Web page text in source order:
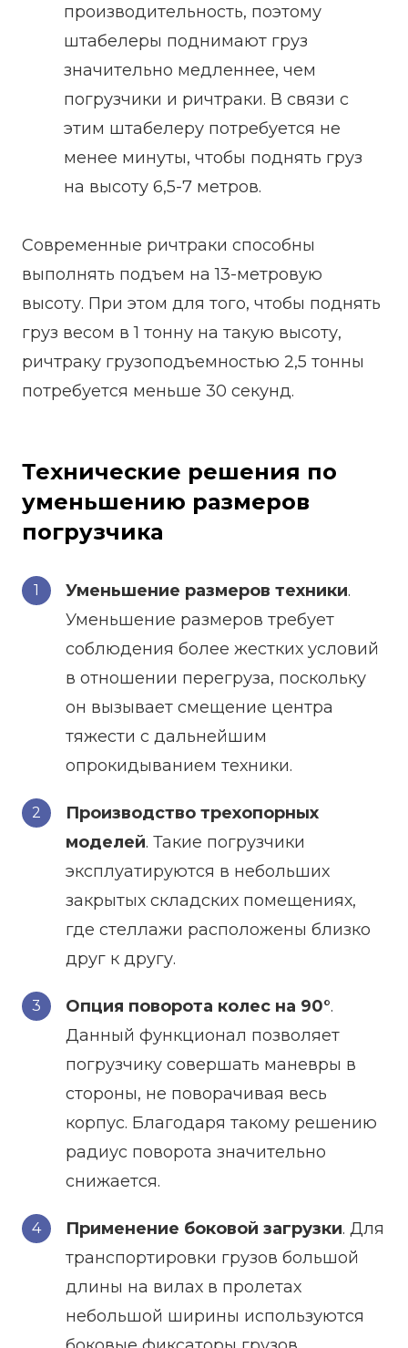
производительность, поэтому
штабелеры поднимают груз
значительно медленнее, чем
погрузчики и ричтраки. В связи с
этим штабелеру потребуется не
менее минуты, чтобы поднять груз
на высоту 6,5-7 метров.
Современные ричтраки способны
выполнять подъем на 13-метровую
высоту. При этом для того, чтобы поднять
груз весом в 1 тонну на такую высоту,
ричтраку грузоподъемностью 2,5 тонны
потребуется меньше 30 секунд.
Технические решения по
уменьшению размеров
погрузчика
Уменьшение размеров техники.
Уменьшение размеров требует
соблюдения более жестких условий
в отношении перегруза, поскольку
он вызывает смещение центра
тяжести с дальнейшим
опрокидыванием техники.
Производство трехопорных
моделей. Такие погрузчики
эксплуатируются в небольших
закрытых складских помещениях,
где стеллажи расположены близко
друг к другу.
Опция поворота колес на 90°.
Данный функционал позволяет
погрузчику совершать маневры в
стороны, не поворачивая весь
корпус. Благодаря такому решению
радиус поворота значительно
снижается.
Применение боковой загрузки. Для
транспортировки грузов большой
длины на вилах в пролетах
небольшой ширины используются